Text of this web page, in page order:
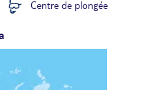
Centre de plongée